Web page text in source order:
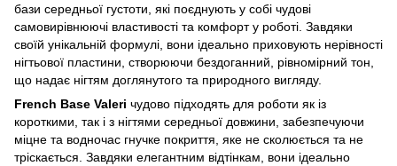
бази середньої густоти, які поєднують у собі чудові
самовирівнюючі властивості та комфорт у роботі. Завдяки
своїй унікальній формулі, вони ідеально приховують нерівності
нігтьової пластини, створюючи бездоганний, рівномірний тон,
що надає нігтям доглянутого та природного вигляду.
French Base Valeri чудово підходять для роботи як із
короткими, так і з нігтями середньої довжини, забезпечуючи
міцне та водночас гнучке покриття, яке не сколюється та не
тріскається. Завдяки елегантним відтінкам, вони ідеально